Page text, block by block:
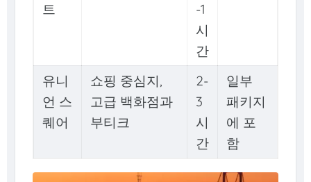
트
-1
시
간
유니
언 스
퀘어
쇼핑 중심지,
고급 백화점과
부티크
2-
3
시
간
일부
패키지
에 포
함